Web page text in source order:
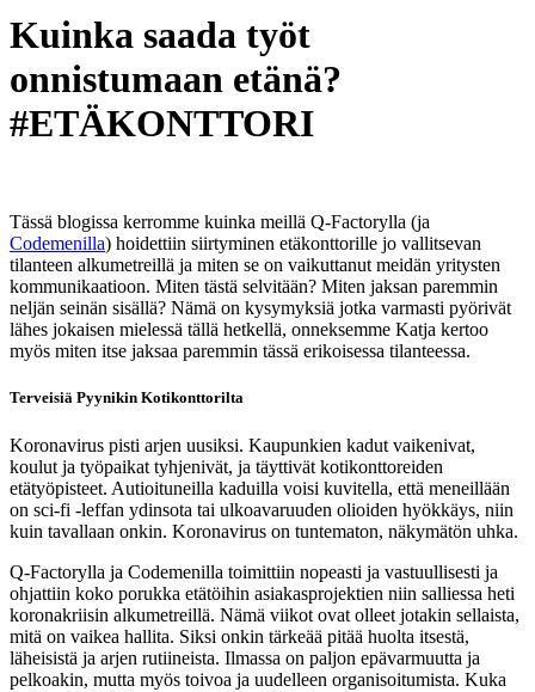
Kuinka saada työt
onnistumaan etänä?
#ETÄKONTTORI
Tässä blogissa kerromme kuinka meillä Q-Factorylla (ja
Codemenilla) hoidettiin siirtyminen etäkonttorille jo vallitsevan
tilanteen alkumetreillä ja miten se on vaikuttanut meidän yritysten
kommunikaatioon. Miten tästä selvitään? Miten jaksan paremmin
neljän seinän sisällä? Nämä on kysymyksiä jotka varmasti pyörivät
lähes jokaisen mielessä tällä hetkellä, onneksemme Katja kertoo
myös miten itse jaksaa paremmin tässä erikoisessa tilanteessa.
Terveisiä Pyynikin Kotikonttorilta
Koronavirus pisti arjen uusiksi. Kaupunkien kadut vaikenivat,
koulut ja työpaikat tyhjenivät, ja täyttivät kotikonttoreiden
etätyöpisteet. Autioituneilla kaduilla voisi kuvitella, että meneillään
on sci-fi -leffan ydinsota tai ulkoavaruuden olioiden hyökkäys, niin
kuin tavallaan onkin. Koronavirus on tuntematon, näkymätön uhka.
Q-Factorylla ja Codemenilla toimittiin nopeasti ja vastuullisesti ja
ohjattiin koko porukka etätöihin asiakasprojektien niin salliessa heti
koronakriisin alkumetreillä. Nämä viikot ovat olleet jotakin sellaista,
mitä on vaikea hallita. Siksi onkin tärkeää pitää huolta itsestä,
läheisistä ja arjen rutiineista. Ilmassa on paljon epävarmuutta ja
pelkoakin, mutta myös toivoa ja uudelleen organisoitumista. Kuka